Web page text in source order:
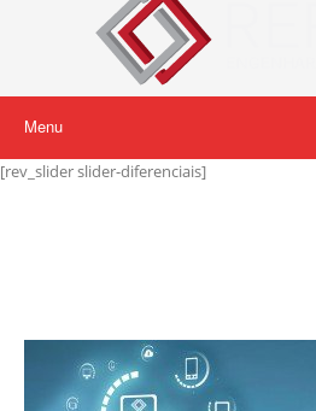
Menu
[rev_slider slider-diferenciais]